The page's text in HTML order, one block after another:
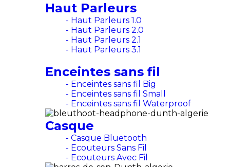
Haut Parleurs
- Haut Parleurs 1.0
- Haut Parleurs 2.0
- Haut Parleurs 2.1
- Haut Parleurs 3.1
Enceintes sans fil
- Enceintes sans fil Big
- Enceintes sans fil Small
- Enceintes sans fil Waterproof
Casque
- Casque Bluetooth
- Ecouteurs Sans Fil
- Ecouteurs Avec Fil